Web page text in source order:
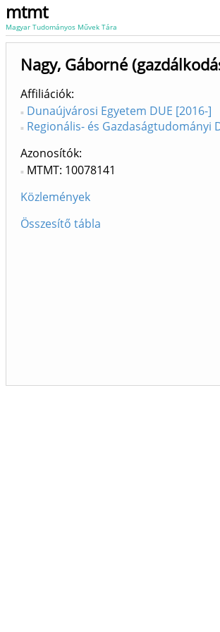
mtmt
Magyar Tudományos Művek Tára
Nagy, Gáborné
Affiliációk
Dunaújvárosi Egyetem DUE [2016-]
Regionális- és Gazdaságtudományi
Azonosítók
MTMT: 10078141
Közlemények
Összesítő tábla